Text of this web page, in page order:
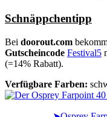
Schnäppchentipp
Bei doorout.com
Gutscheincode Festival5
(=14% Rabatt).
Verfügbare Farben: